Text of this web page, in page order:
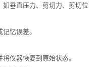
垂直压力、剪切力、剪切位
忆误差。
仪器恢复到原始状态。